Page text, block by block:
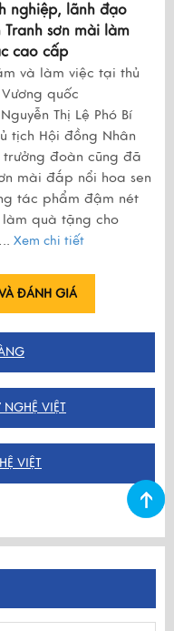
nghiệp, lãnh đạo
sơn mài làm
cao cấp
và làm việc tại thủ
quốc
Thị Lệ Phó Bí
tịch Hội đồng Nhân
trưởng đoàn cũng đã
mài đắp nổi hoa sen
tác phẩm đậm nét
quà tặng cho
.. Xem chi tiết
ĐÁNH GIÁ
VIỆT
VIỆT